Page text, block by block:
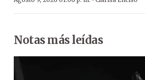
Notas más leídas